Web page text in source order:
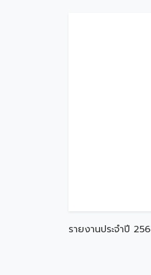
รายงานประจำปี